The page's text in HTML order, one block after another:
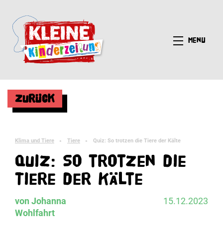
Menü
Zurück
Klima und Tiere ► Tiere ► Quiz: So trotzen die Tiere der Kälte
Quiz: So trotzen die
Tiere der Kälte
von Johanna
Wohlfahrt
15.12.2023